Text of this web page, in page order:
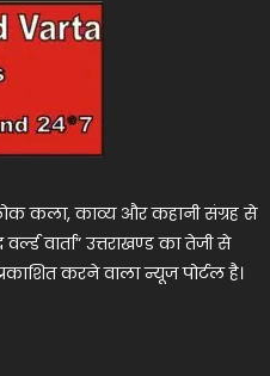
कला, काव्य और कहानी संग्रह से
वार्ता” उत्तराखण्ड का तेजी से
करने वाला न्यूज पोर्टल है।